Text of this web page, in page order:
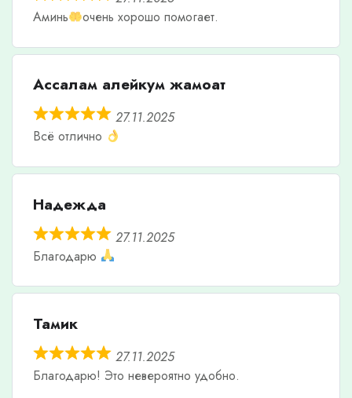
Аминь
очень хорошо помогает.
Ассалам алейкум жамоат
27.11.2025
Всё отлично
Надежда
27.11.2025
Благодарю
Тамик
27.11.2025
Благодарю! Это невероятно удобно.